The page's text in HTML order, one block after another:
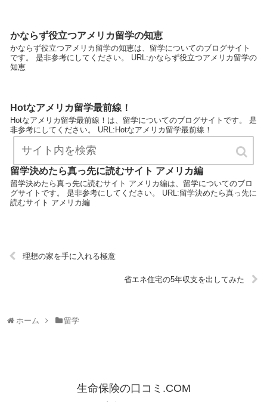
かならず役立つアメリカ留学の知恵
かならず役立つアメリカ留学の知恵は、留学についてのブログサイト
です。 是非参考にしてください。 URL:かならず役立つアメリカ留学の
知恵
Hotなアメリカ留学最前線！
Hotなアメリカ留学最前線！は、留学についてのブログサイトです。 是
非参考にしてください。 URL:Hotなアメリカ留学最前線！
留学決めたら真っ先に読むサイト アメリカ編
留学決めたら真っ先に読むサイト アメリカ編は、留学についてのブロ
グサイトです。 是非参考にしてください。 URL:留学決めたら真っ先に
読むサイト アメリカ編
理想の家を手に入れる極意
省エネ住宅の5年収支を出してみた
ホーム 留学
生命保険の口コミ.COM